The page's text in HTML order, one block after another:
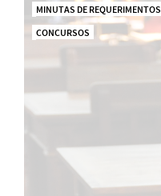
MINUTAS DE REQUERIMENTOS
CONCURSOS